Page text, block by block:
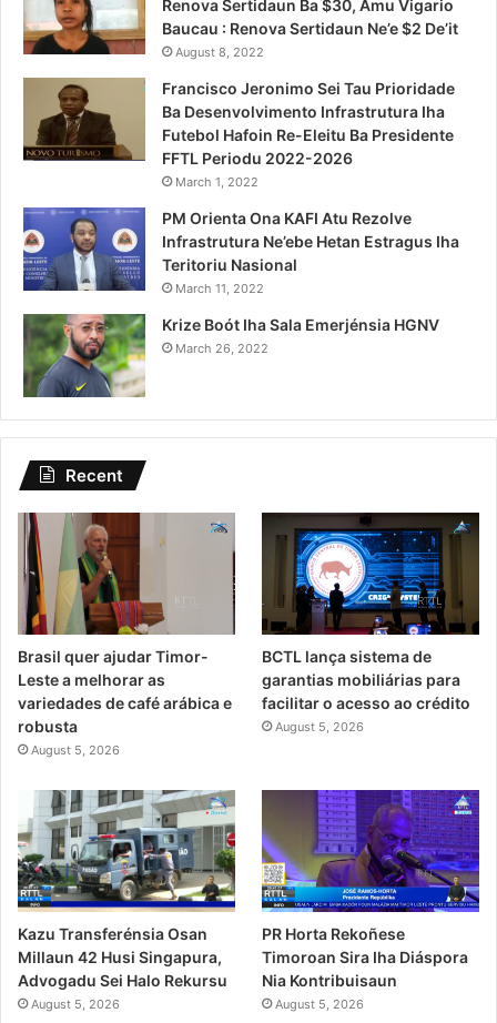
Renova Sertidaun Ba $30, Amu Vigario
Baucau : Renova Sertidaun Ne’e $2 De’it
August 8, 2022
Francisco Jeronimo Sei Tau Prioridade
Ba Desenvolvimento Infrastrutura Iha
Futebol Hafoin Re-Eleitu Ba Presidente
FFTL Periodu 2022-2026
March 1, 2022
PM Orienta Ona KAFI Atu Rezolve
Infrastrutura Ne’ebe Hetan Estragus Iha
Teritoriu Nasional
March 11, 2022
Krize Boót Iha Sala Emerjénsia HGNV
March 26, 2022
Recent
Brasil quer ajudar Timor-
Leste a melhorar as
variedades de café arábica e
robusta
August 5, 2026
BCTL lança sistema de
garantias mobiliárias para
facilitar o acesso ao crédito
August 5, 2026
Kazu Transferénsia Osan
Millaun 42 Husi Singapura,
Advogadu Sei Halo Rekursu
August 5, 2026
PR Horta Rekoñese
Timoroan Sira Iha Diáspora
Nia Kontribuisaun
August 5, 2026